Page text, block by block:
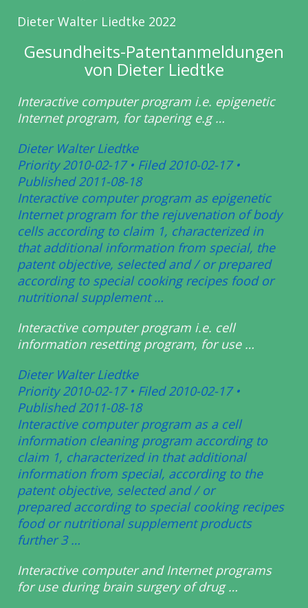
Dieter Walter Liedtke 2022
Gesundheits-Patentanmeldungen
von Dieter Liedtke
Interactive computer program i.e. epigenetic
Internet program, for tapering e.g …
Dieter Walter Liedtke
Priority 2010-02-17 • Filed 2010-02-17 •
Published 2011-08-18
Interactive computer program as epigenetic
Internet program for the rejuvenation of body
cells according to claim 1, characterized in
thatadditional information from special, the
patent objective, selected and /or prepared
according to special cooking recipes food or
nutritional supplement …
Interactive computer program i.e. cell
information resetting program, for use …
Dieter Walter Liedtke
Priority 2010-02-17 • Filed 2010-02-17 •
Published 2011-08-18
Interactive computer program as a cell
information cleaning program according to
claim 1, characterized in that additional
information from special, according to the
patent objective, selected and / or
preparedaccording to special cooking recipes
food or nutritional supplementproducts
further 3 …
Interactive computer and Internet programs
for use during brain surgery of drug …